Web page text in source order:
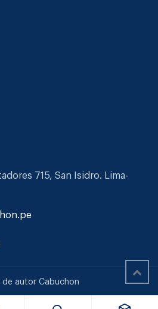
715, San Isidro. Lima-
de autor Cabuchon